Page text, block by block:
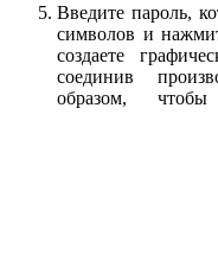
Введите пароль,
символов и
создаете
соединив
образом,